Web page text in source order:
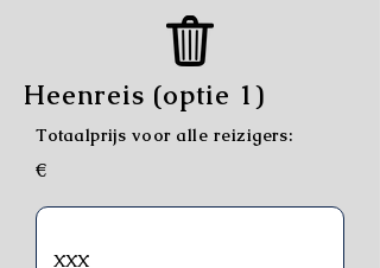
Heenreis (optie 1)
Totaalprijs voor alle reizigers:
€